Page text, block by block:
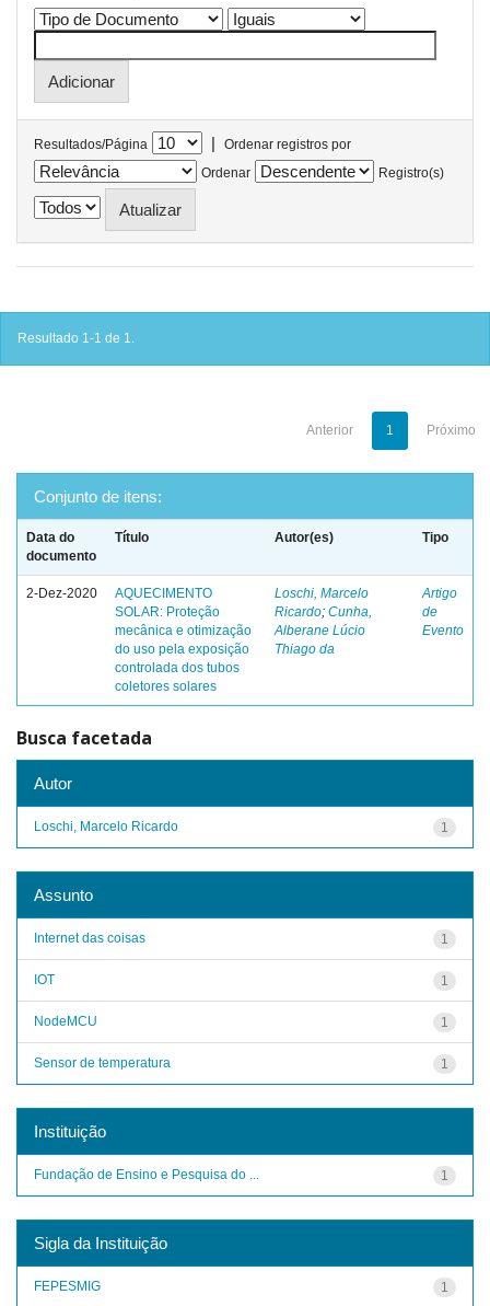
Resultados/Página |
Ordenar registros por
Ordenar
Registro(s)
Resultado 1-1 de 1.
Anterior 1 Próximo
Conjunto de itens:
Data do
documento
Título Autor(es) Tipo
2-Dez-2020
AQUECIMENTO
SOLAR: Proteção
mecânica e otimização
do uso pela exposição
controlada dos tubos
coletores solares
Loschi, Marcelo
Ricardo; Cunha,
Alberane Lúcio
Thiago da
Artigo
de
Evento
Busca facetada
Autor
1
Loschi, Marcelo Ricardo
Assunto
1
Internet das coisas
1
IOT
1
NodeMCU
1
Sensor de temperatura
Instituição
1
Fundação de Ensino e Pesquisa do ...
Sigla da Instituição
1
FEPESMIG